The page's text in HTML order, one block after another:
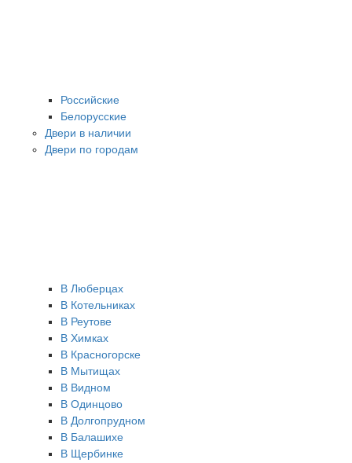
Российские
Белорусские
Двери в наличии
Двери по городам
В Люберцах
В Котельниках
В Реутове
В Химках
В Красногорске
В Мытищах
В Видном
В Одинцово
В Долгопрудном
В Балашихе
В Щербинке